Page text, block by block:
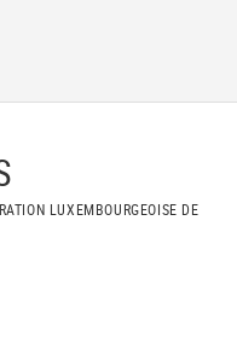
LUXEMBOURGEOISE DE